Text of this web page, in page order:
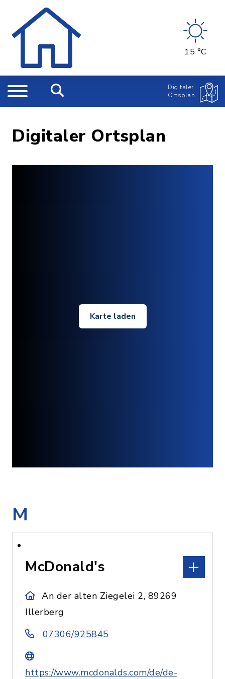
15 °C
Digitaler
Ortsplan
Digitaler Ortsplan
Karte laden
M
McDonald's
An der alten Ziegelei 2, 89269
Illerberg
07306/925845
https://www.mcdonalds.com/de/de-